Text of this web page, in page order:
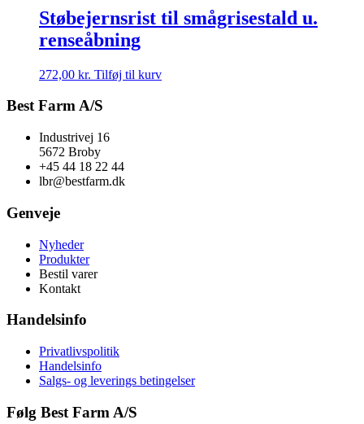
Støbejernsrist til smågrisestald u.
renseåbning
272,00 kr. Tilføj til kurv
Best Farm A/S
Industrivej 16
5672 Broby
+45 44 18 22 44
lbr@bestfarm.dk
Genveje
Nyheder
Produkter
Bestil varer
Kontakt
Handelsinfo
Privatlivspolitik
Handelsinfo
Salgs- og leverings betingelser
Følg Best Farm A/S